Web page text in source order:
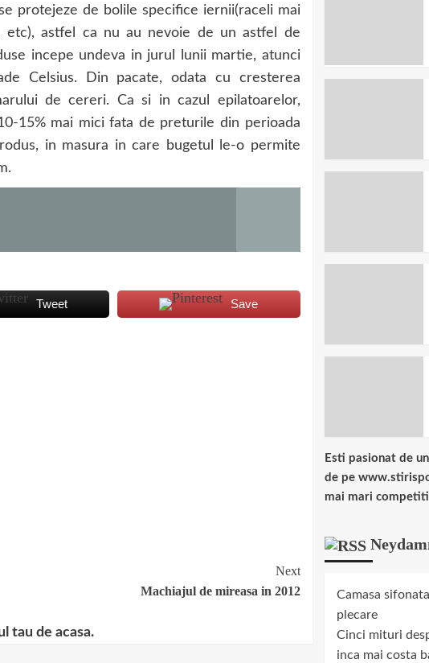
protejeze de bolile specifice iernii(raceli mai
etc), astfel ca nu au nevoie de un astfel de
incepe undeva in jurul lunii martie, atunci
Celsius. Din pacate, odata cu cresterea
de cereri. Ca si in cazul epilatoarelor,
15% mai mici fata de preturile din perioada
in masura in care bugetul le-o permite
Tweet Save
Next
Machiajul de mireasa in 2012
tau de acasa.
Esti pasionat de
de pe
mai mari
Camasa
plecare
Cinci mituri
inca mai costa